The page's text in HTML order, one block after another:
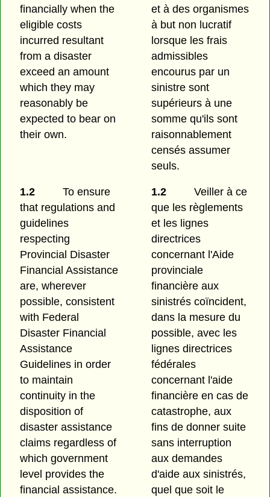
financially when the
eligible costs
incurred resultant
from a disaster
exceed an amount
which they may
reasonably be
expected to bear on
their own.
et à des organismes
à but non lucratif
lorsque les frais
admissibles
encourus par un
sinistre sont
supérieurs à une
somme qu'ils sont
raisonnablement
censés assumer
seuls.
1.2
To ensure
that regulations and
guidelines
respecting
Provincial Disaster
Financial Assistance
are, wherever
possible, consistent
with Federal
Disaster Financial
Assistance
Guidelines in order
to maintain
continuity in the
disposition of
disaster assistance
claims regardless of
which government
level provides the
financial assistance.
1.2
Veiller à ce
que les règlements
et les lignes
directrices
concernant l'Aide
provinciale
financière aux
sinistrés coïncident,
dans la mesure du
possible, avec les
lignes directrices
fédérales
concernant l'aide
financière en cas de
catastrophe, aux
fins de donner suite
sans interruption
aux demandes
d'aide aux sinistrés,
quel que soit le